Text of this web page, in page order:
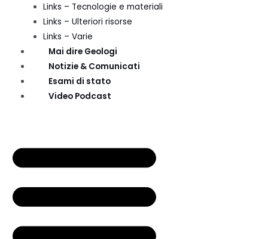
Links – Tecnologie e materiali
Links – Ulteriori risorse
Links – Varie
Mai dire Geologi
Notizie & Comunicati
Esami di stato
Video Podcast